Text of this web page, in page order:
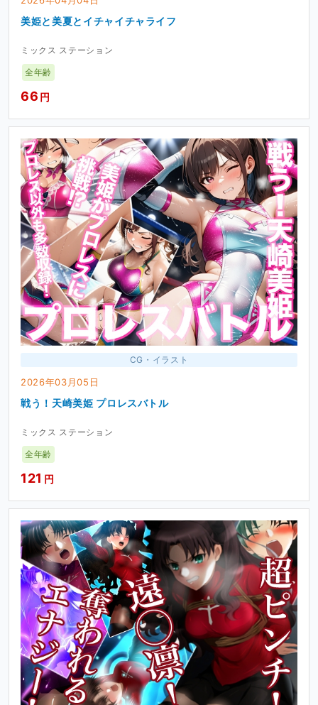
美姫と美夏とイチャイチャライフ
ミックス ステーション
全年齢
66 円
CG・イラスト
2026年03月05日
戦う！天崎美姫 プロレスバトル
ミックス ステーション
全年齢
121 円